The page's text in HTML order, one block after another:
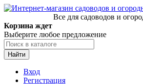
Все для садоводов и
Корзина ждет
Выберите любое предложение
Найти
Вход
Регистрация